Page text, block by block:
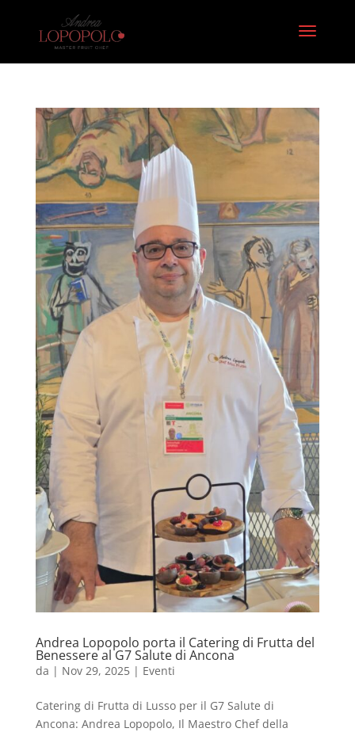
Andrea Lopopolo porta il Catering di Frutta del
Benessere al G7 Salute di Ancona
da | Nov 29, 2025| Eventi
Catering di Frutta di Lusso per il G7 Salute di
Ancona: Andrea Lopopolo, Il Maestro Chef della